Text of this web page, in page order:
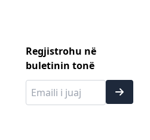
Regjistrohu në
buletinin tonë